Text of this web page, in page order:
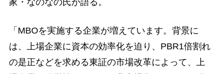
家・なのなの氏が語る。
「MBOを実施する企業が増えています。背景に
は、上場企業に資本の効率化を迫り、PBR1倍割れ
の是正などを求める東証の市場改革によって、上